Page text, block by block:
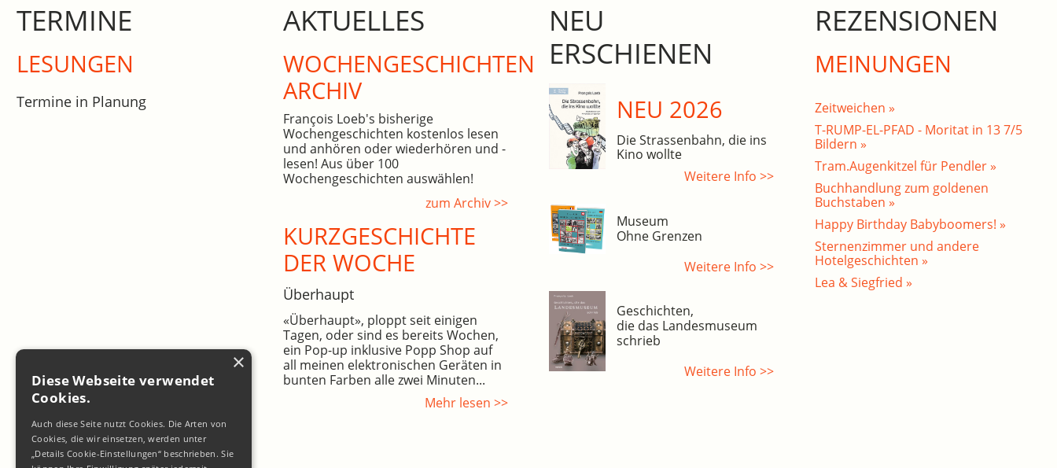
TERMINE
LESUNGEN
Termine in Planung
AKTUELLES
WOCHEN­GE­SCHICHTEN
ARCHIV
François Loeb's bisherige
Wochengeschichten kostenlos lesen
und anhören oder wiederhören und -
lesen! Aus über 100
Wochengeschichten auswählen!
zum Archiv >>
KURZGESCHICHTE
DER WOCHE
Überhaupt
«Überhaupt», ploppt seit einigen
Tagen, oder sind es bereits Wochen,
ein Pop-up inklusive Popp Shop auf
all meinen elektronischen Geräten in
bunten Farben alle zwei Minuten...
Mehr lesen >>
NEU
ERSCHIENEN
NEU 2026
Die Strassenbahn, die ins
Kino wollte
Weitere Info >>
Museum
Ohne Grenzen
Weitere Info >>
Geschichten,
die das Landesmuseum
schrieb
Weitere Info >>
REZENSIONEN
MEINUNGEN
Zeitweichen »
T-RUMP-EL-PFAD - Moritat in 13 7/5
Bildern »
Tram.Augenkitzel für Pendler »
Buchhandlung zum goldenen
Buchstaben »
Happy Birthday Babyboomers! »
Sternenzimmer und andere
Hotelgeschichten »
Lea & Siegfried »
×
Diese Webseite verwendet
Cookies.
Auch diese Seite nutzt Cookies. Die Arten von
Cookies, die wir einsetzen, werden unter
„Details Cookie-Einstellungen“ beschrieben. Sie